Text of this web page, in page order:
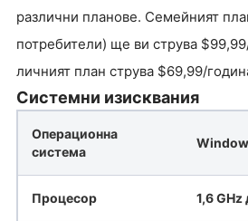
различни планове. Семейният
потребители) ще ви струва
личният план струва $69,99/
Системни изисквания
Операционна
система
Процесор 1,6 GHz